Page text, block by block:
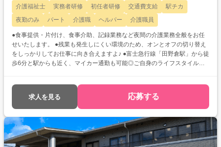
介護福祉士 実務者研修 初任者研修 交通費支給
駅チカ
夜勤のみ
パート 介護職 ヘルパー 介護職員
●食事提供・片付け、食事介助、記録業務など夜間の介護業務全般をお任
せいたします。 ●残業も発生しにくい環境のため、オンとオフの切り替え
をしっかりしてお仕事に向き合えますよ♪ ●富士急行線「田野倉駅」から徒
歩6分と駅からも近く、マイカー通勤も可能◎ご自身のライフスタイルに
求人を見る 応募する